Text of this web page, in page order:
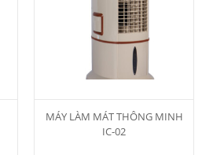
MÁY LÀM MÁT THÔNG MINH
IC-02